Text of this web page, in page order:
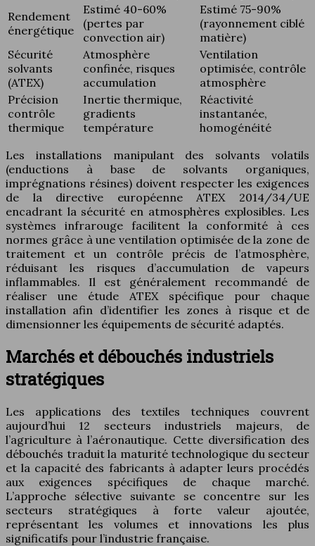
Rendement
énergétique
Estimé 40-60%
(pertes par
convection air)
Estimé 75-90%
(rayonnement ciblé
matière)
Sécurité
solvants
(ATEX)
Atmosphère
confinée, risques
accumulation
Ventilation
optimisée, contrôle
atmosphère
Précision
contrôle
thermique
Inertie thermique,
gradients
température
Réactivité
instantanée,
homogénéité
Les installations manipulant des solvants volatils
(enductions à base de solvants organiques,
imprégnations résines) doivent respecter les exigences
de la directive européenne ATEX 2014/34/UE
encadrant la sécurité en atmosphères explosibles. Les
systèmes infrarouge facilitent la conformité à ces
normes grâce à une ventilation optimisée de la zone de
traitement et un contrôle précis de l’atmosphère,
réduisant les risques d’accumulation de vapeurs
inflammables. Il est généralement recommandé de
réaliser une étude ATEX spécifique pour chaque
installation afin d’identifier les zones à risque et de
dimensionner les équipements de sécurité adaptés.
Marchés et débouchés industriels
stratégiques
Les applications des textiles techniques couvrent
aujourd’hui 12 secteurs industriels majeurs, de
l’agriculture à l’aéronautique. Cette diversification des
débouchés traduit la maturité technologique du secteur
et la capacité des fabricants à adapter leurs procédés
aux exigences spécifiques de chaque marché.
L’approche sélective suivante se concentre sur les
secteurs stratégiques à forte valeur ajoutée,
représentant les volumes et innovations les plus
significatifs pour l’industrie française.